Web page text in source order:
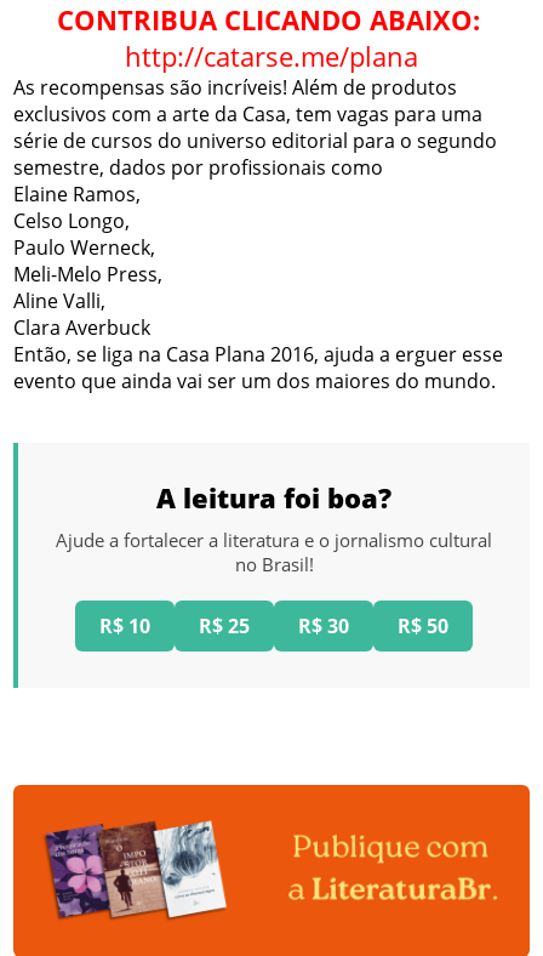
CONTRIBUA CLICANDO ABAIXO:
http://catarse.me/plana
As recompensas são incríveis! Além de produtos
exclusivos com a arte da Casa, tem vagas para uma
série de cursos do universo editorial para o segundo
semestre, dados por profissionais como
Elaine Ramos,
Celso Longo,
Paulo Werneck,
Meli-Melo Press,
Aline Valli,
Clara Averbuck
Então, se liga na Casa Plana 2016, ajuda a erguer esse
evento que ainda vai ser um dos maiores do mundo.
A leitura foi boa?
Ajude a fortalecer a literatura e o jornalismo cultural
no Brasil!
R$ 10 R$ 25 R$ 30 R$ 50